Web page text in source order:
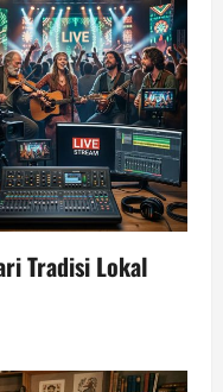
Tradisi Lokal